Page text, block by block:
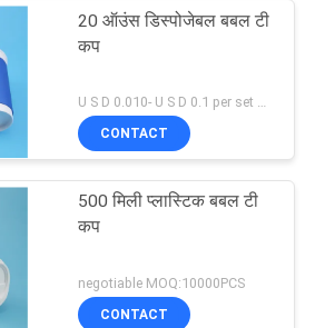
20 ऑउंस डिस्पोजेबल बबल टी
कप
U S D 0.010- U S D 0.1 per set MOQ:5000 सेट
CONTACT
500 मिली प्लास्टिक बबल टी
कप
negotiable MOQ:10000PCS
CONTACT